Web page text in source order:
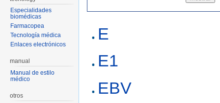
E
E1
EBV
Especialidades
biomédicas
Farmacopea
Tecnología médica
Enlaces electrónicos
manual
Manual de estilo
médico
otros